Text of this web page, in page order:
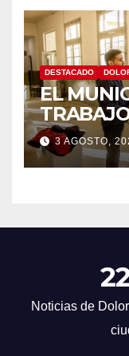
DESTACADO
EL
LA3 AGOSTO,
Noticias de